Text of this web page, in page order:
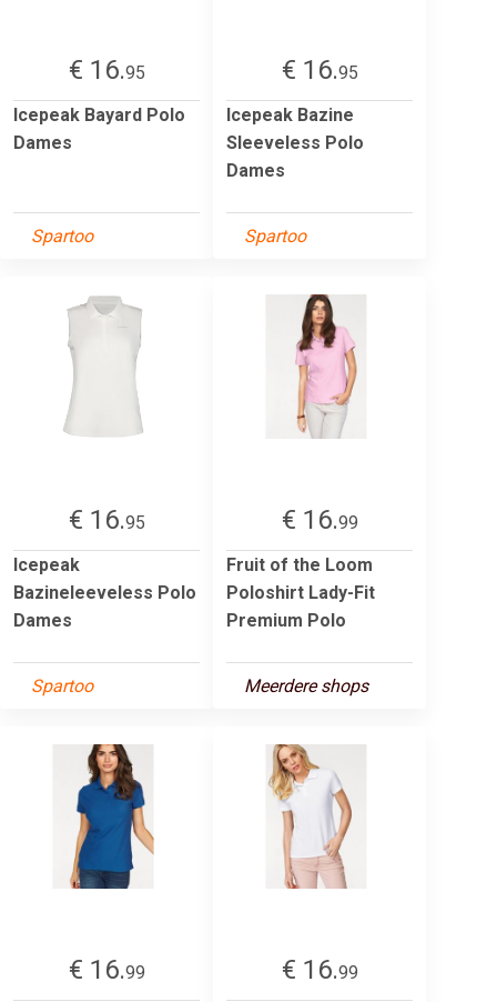
€ 16.95
Icepeak Bayard Polo
Dames
Spartoo
€ 16.95
Icepeak Bazine
Sleeveless Polo
Dames
Spartoo
€ 16.95
Icepeak
Bazineleeveless Polo
Dames
Spartoo
€ 16.99
Fruit of the Loom
Poloshirt Lady-Fit
Premium Polo
Meerdere shops
€ 16.99
€ 16.99